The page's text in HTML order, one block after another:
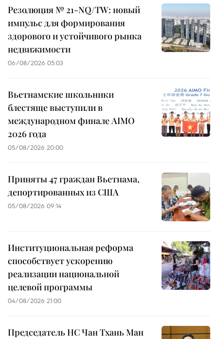
Резолюция № 21-NQ/TW: новый
импульс для формирования
здорового и устойчивого рынка
недвижимости
06/08/2026 05:03
Вьетнамские школьники
блестяще выступили в
международном финале AIMO
2026 года
05/08/2026 20:00
Приняты 47 граждан Вьетнама,
депортированных из США
05/08/2026 09:14
Институциональная реформа
способствует ускорению
реализации национальной
целевой программы
04/08/2026 21:00
Председатель НС Чан Тхань Ман